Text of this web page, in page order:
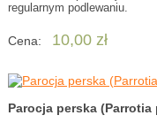
regularnym podlewaniu.
Cena: 10,00 zł
Parocja perska (Parrotia